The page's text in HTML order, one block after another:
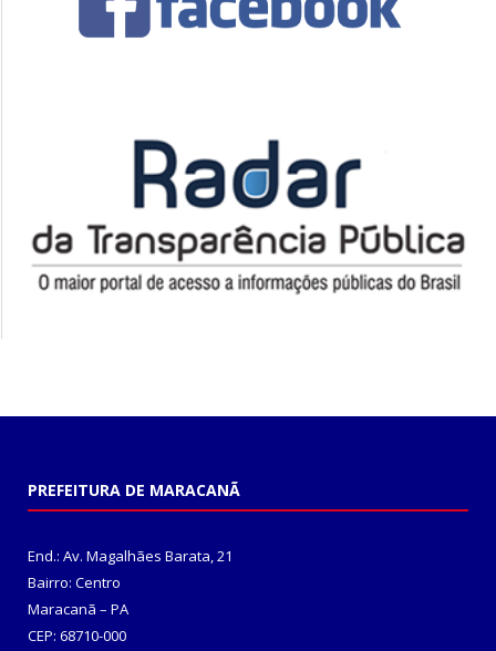
PREFEITURA DE MARACANÃ
End.: Av. Magalhães Barata, 21
Bairro: Centro
Maracanã – PA
CEP: 68710-000